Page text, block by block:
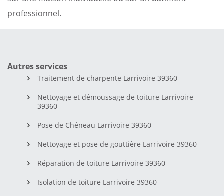
professionnel.
Autres services
Traitement de charpente Larrivoire 39360
Nettoyage et démoussage de toiture Larrivoire
39360
Pose de Chéneau Larrivoire 39360
Nettoyage et pose de gouttière Larrivoire 39360
Réparation de toiture Larrivoire 39360
Isolation de toiture Larrivoire 39360